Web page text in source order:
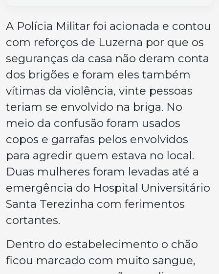
A Polícia Militar foi acionada e contou
com reforços de Luzerna por que os
seguranças da casa não deram conta
dos brigões e foram eles também
vítimas da violência, vinte pessoas
teriam se envolvido na briga. No
meio da confusão foram usados
copos e garrafas pelos envolvidos
para agredir quem estava no local.
Duas mulheres foram levadas até a
emergência do Hospital Universitário
Santa Terezinha com ferimentos
cortantes.
Dentro do estabelecimento o chão
ficou marcado com muito sangue,